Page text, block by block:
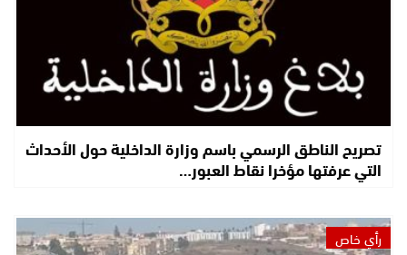
تصريح الناطق الرسمي باسم وزارة الداخلية حول الأحداث
التي عرفتها مؤخرا نقاط العبور…
رأي خاص